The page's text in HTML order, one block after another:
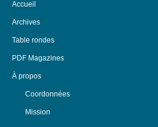
Accueil
Archives
Table rondes
PDF Magazines
À propos
Coordonnées
Mission